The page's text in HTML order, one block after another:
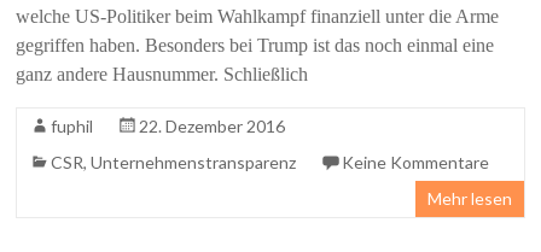
welche US-Politiker beim Wahlkampf finanziell unter die Arme
gegriffen haben. Besonders bei Trump ist das noch einmal eine
ganz andere Hausnummer. Schließlich
fuphil
22. Dezember 2016
CSR,Unternehmenstransparenz
Keine Kommentare
Mehr lesen